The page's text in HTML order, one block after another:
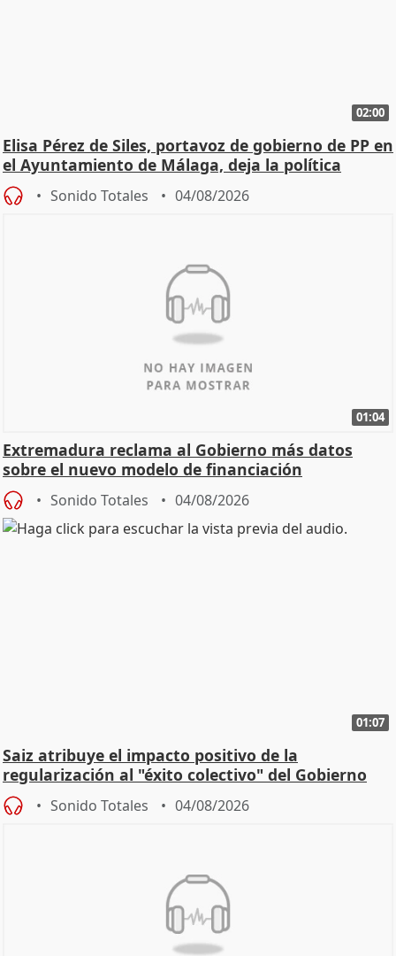
02:00
Elisa Pérez de Siles, portavoz de gobierno de PP en
el Ayuntamiento de Málaga, deja la política
Sonido Totales 04/08/2026
01:04
Extremadura reclama al Gobierno más datos
sobre el nuevo modelo de financiación
Sonido Totales 04/08/2026
01:07
Saiz atribuye el impacto positivo de la
regularización al "éxito colectivo" del Gobierno
Sonido Totales 04/08/2026